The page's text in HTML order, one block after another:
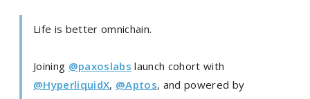
Life is better omnichain.
Joining @paxoslabs launch cohort with
@HyperliquidX, @Aptos, and powered by